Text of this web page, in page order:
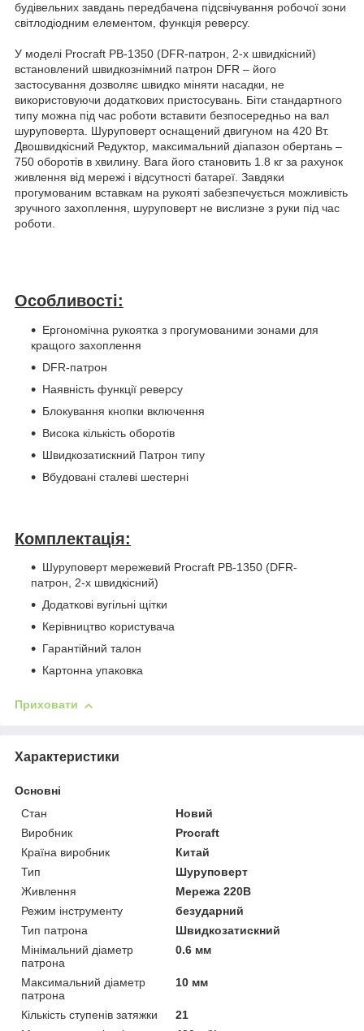
будівельних завдань передбачена підсвічування робочої зони
світлодіодним елементом, функція реверсу.
У моделі Proсraft PB-1350 (DFR-патрон, 2-х швидкісний)
встановлений швидкознімний патрон DFR – його
застосування дозволяє швидко міняти насадки, не
використовуючи додаткових пристосувань. Біти стандартного
типу можна під час роботи вставити безпосередньо на вал
шуруповерта. Шуруповерт оснащений двигуном на 420 Вт.
Двошвидкісний Редуктор, максимальний діапазон обертань –
750 оборотів в хвилину. Вага його становить 1.8 кг за рахунок
живлення від мережі і відсутності батареї. Завдяки
прогумованим вставкам на рукояті забезпечується можливість
зручного захоплення, шуруповерт не вислизне з руки під час
роботи.
Особливості:
Ергономічна рукоятка з прогумованими зонами для
кращого захоплення
DFR-патрон
Наявність функції реверсу
Блокування кнопки включення
Висока кількість оборотів
Швидкозатискний Патрон типу
Вбудовані сталеві шестерні
Комплектація:
Шуруповерт мережевий Proсraft PB-1350 (DFR-
патрон, 2-х швидкісний)
Додаткові вугільні щітки
Керівництво користувача
Гарантійний талон
Картонна упаковка
Приховати
Характеристики
Основні
Стан
Новий
Виробник
Procraft
Країна виробник
Китай
Тип
Шуруповерт
Живлення
Мережа 220В
Режим інструменту
безударний
Тип патрона
Швидкозатискний
Мінімальний діаметр
патрона
0.6 мм
Максимальний діаметр
патрона
10 мм
Кількість ступенів затяжки
21